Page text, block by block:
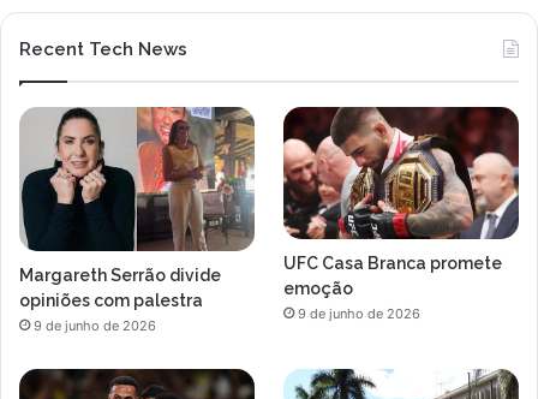
Recent Tech News
Margareth Serrão divide
opiniões com palestra
9 de junho de 2026
UFC Casa Branca promete
emoção
9 de junho de 2026